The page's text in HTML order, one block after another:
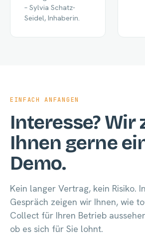
– Sylvia Schatz-
Seidel, Inhaberin.
EINFACH ANFANGEN
Interesse? Wir
Ihnen gerne
Demo.
Kein langer Vertrag, kein Risiko.
Gespräch zeigen wir Ihnen, wie
Collect für Ihren Betrieb
ob es sich für Sie lohnt.